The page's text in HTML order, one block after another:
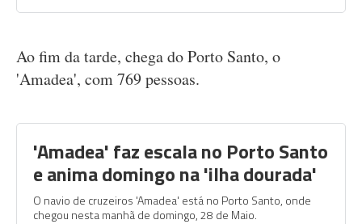
Ao fim da tarde, chega do Porto Santo, o
'Amadea', com 769 pessoas.
'Amadea' faz escala no Porto Santo
e anima domingo na 'ilha dourada'
O navio de cruzeiros 'Amadea' está no Porto Santo, onde
chegou nesta manhã de domingo, 28 de Maio.